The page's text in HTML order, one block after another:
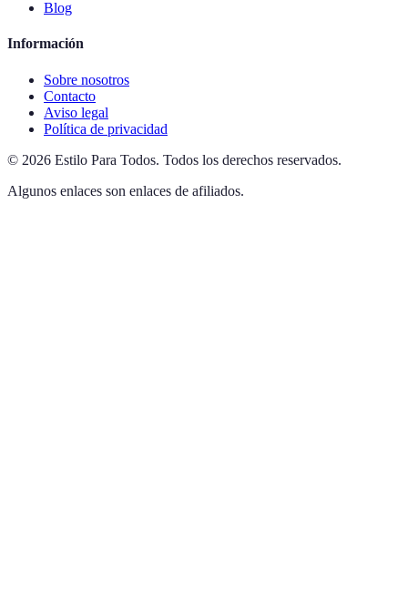
Blog
Información
Sobre nosotros
Contacto
Aviso legal
Política de privacidad
© 2026 Estilo Para Todos. Todos los derechos reservados.
Algunos enlaces son enlaces de afiliados.